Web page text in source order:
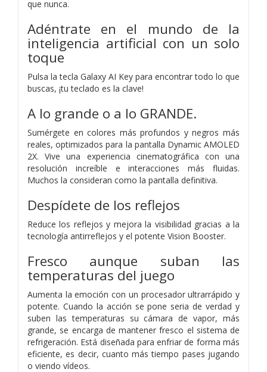
que nunca.
Adéntrate en el mundo de la
inteligencia artificial con un solo
toque
Pulsa la tecla Galaxy AI Key para encontrar todo lo que
buscas, ¡tu teclado es la clave!
A lo grande o a lo GRANDE.
Sumérgete en colores más profundos y negros más
reales, optimizados para la pantalla Dynamic AMOLED
2X. Vive una experiencia cinematográfica con una
resolución increíble e interacciones más fluidas.
Muchos la consideran como la pantalla definitiva.
Despídete de los reflejos
Reduce los reflejos y mejora la visibilidad gracias a la
tecnología antirreflejos y el potente Vision Booster.
Fresco aunque suban las
temperaturas del juego
Aumenta la emoción con un procesador ultrarrápido y
potente. Cuando la acción se pone seria de verdad y
suben las temperaturas su cámara de vapor, más
grande, se encarga de mantener fresco el sistema de
refrigeración. Está diseñada para enfriar de forma más
eficiente, es decir, cuanto más tiempo pases jugando
o viendo vídeos.